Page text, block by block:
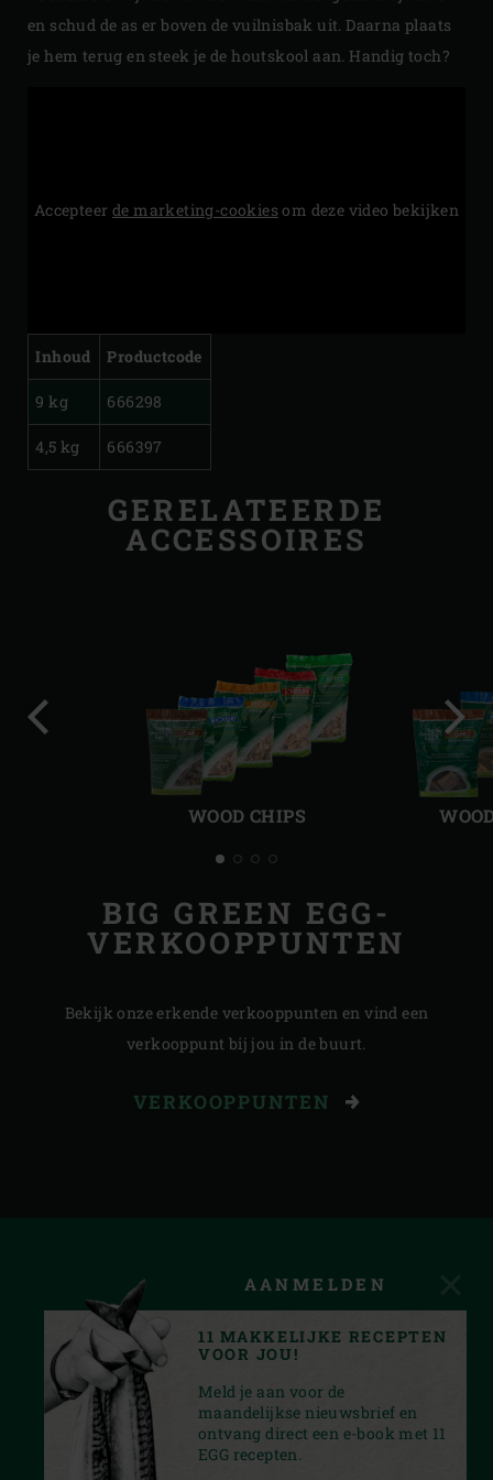
en schud de as er boven de vuilnisbak uit. Daarna plaats
je hem terug en steek je de houtskool aan. Handig toch?
Accepteer de marketing-cookies om deze video bekijken
Inhoud Productcode
9 kg 666298
4,5 kg 666397
GERELATEERDE
ACCESSOIRES
WOOD CHIPS
slide
BIG GREEN EGG-
VERKOOPPUNTEN
Bekijk onze erkende verkooppunten en vind een
verkooppunt bij jou in de buurt.
VERKOOPPUNTEN
AANMELDEN
11 MAKKELIJKE RECEPTEN
VOOR JOU!
Meld je aan voor de
maandelijkse nieuwsbrief en
ontvang direct een e-book met 11
EGG recepten.